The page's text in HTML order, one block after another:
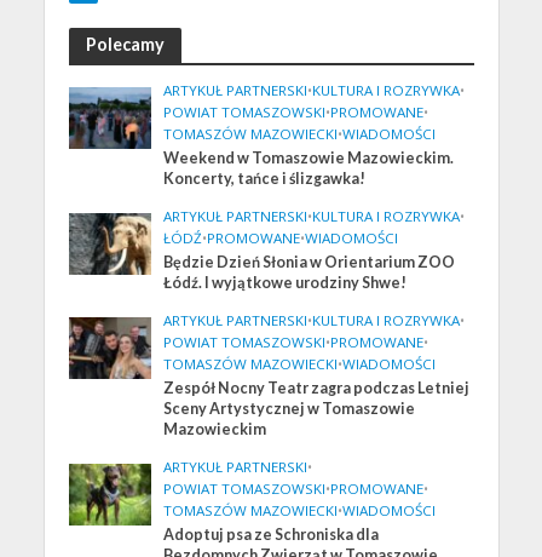
Polecamy
ARTYKUŁ PARTNERSKI•KULTURA I ROZRYWKA•
POWIAT TOMASZOWSKI•PROMOWANE•
TOMASZÓW MAZOWIECKI•WIADOMOŚCI
Weekend w Tomaszowie Mazowieckim.
Koncerty, tańce i ślizgawka!
ARTYKUŁ PARTNERSKI•KULTURA I ROZRYWKA•
ŁÓDŹ•PROMOWANE•WIADOMOŚCI
Będzie Dzień Słonia w Orientarium ZOO
Łódź. I wyjątkowe urodziny Shwe!
ARTYKUŁ PARTNERSKI•KULTURA I ROZRYWKA•
POWIAT TOMASZOWSKI•PROMOWANE•
TOMASZÓW MAZOWIECKI•WIADOMOŚCI
Zespół Nocny Teatr zagra podczas Letniej
Sceny Artystycznej w Tomaszowie
Mazowieckim
ARTYKUŁ PARTNERSKI•
POWIAT TOMASZOWSKI•PROMOWANE•
TOMASZÓW MAZOWIECKI•WIADOMOŚCI
Adoptuj psa ze Schroniska dla